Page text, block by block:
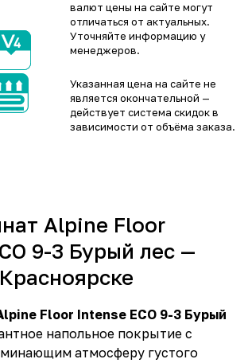
валют цены на сайте могут
отличаться от актуальных.
Уточняйте информацию у
менеджеров.
Указанная цена на сайте не
является окончательной —
действует система скидок в
зависимости от объёма заказа.
Alpine Floor
9-3 Бурый лес —
Floor Intense ECO 9-3 Бурый
напольное покрытие с
атмосферу густого